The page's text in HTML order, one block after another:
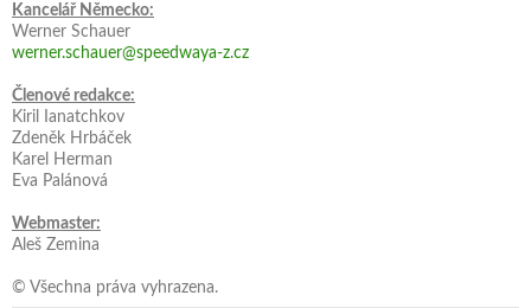
Kancelář Německo:
Werner Schauer
werner.schauer@speedwaya-z.cz
Členové redakce:
Kiril Ianatchkov
Zdeněk Hrbáček
Karel Herman
Eva Palánová
Webmaster:
Aleš Zemina
© Všechna práva vyhrazena.